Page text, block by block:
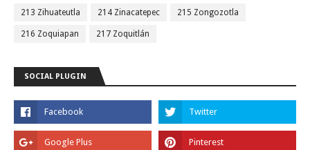
213 Zihuateutla 214 Zinacatepec 215 Zongozotla
216 Zoquiapan 217 Zoquitlán
SOCIAL PLUGIN